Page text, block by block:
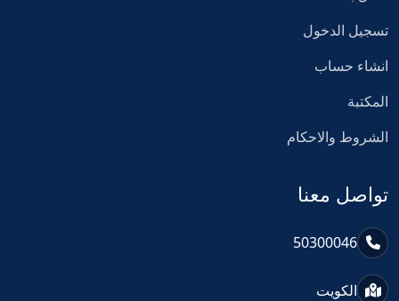
تسجيل الدخول
انشاء حساب
المكتبة
الشروط والاحكام
تواصل معنا
50300046
الكويت